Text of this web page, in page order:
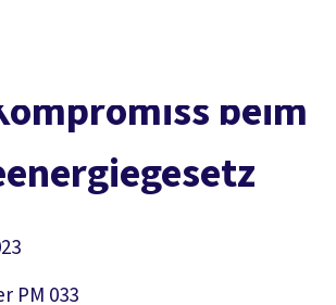
Service
Mitmachen Politik
beim
PM 033